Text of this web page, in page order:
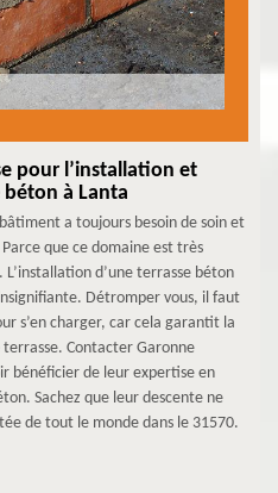
pour l’installation et
béton à Lanta
a toujours besoin de soin et
que ce domaine est très
d’une terrasse béton
Détromper vous, il faut
s’en charger, car cela garantit la
Contacter Garonne
bénéficier de leur expertise en
Sachez que leur descente ne
de tout le monde dans le 31570.